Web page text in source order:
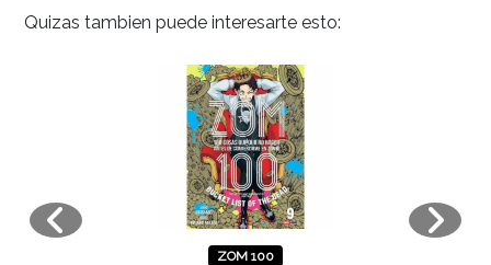
Quizas tambien puede interesarte esto:
ZOM 100